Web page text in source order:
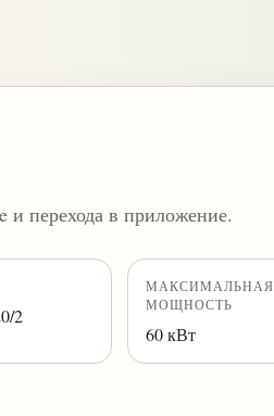
и перехода в приложение.
2
МАКСИМАЛЬНАЯ
МОЩНОСТЬ
60 кВт